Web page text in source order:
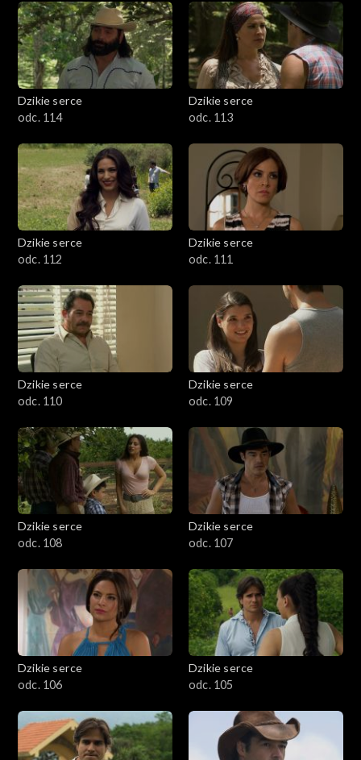
Dzikie serce
odc. 114
Dzikie serce
odc. 113
Dzikie serce
odc. 112
Dzikie serce
odc. 111
Dzikie serce
odc. 110
Dzikie serce
odc. 109
Dzikie serce
odc. 108
Dzikie serce
odc. 107
Dzikie serce
odc. 106
Dzikie serce
odc. 105